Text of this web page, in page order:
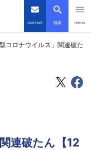
contact 検索 menu
報
型コロナウイルス」関連破た
連破たん【12